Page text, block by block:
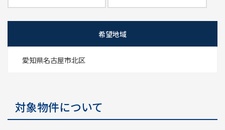
希望地域
愛知県名古屋市北区
対象物件について